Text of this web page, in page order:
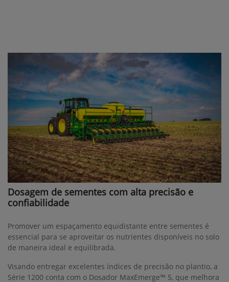
Dosagem de sementes com alta precisão e
confiabilidade
Promover um espaçamento equidistante entre sementes é
essencial para se aproveitar os nutrientes disponíveis no solo
de maneira ideal e equilibrada.
Visando entregar excelentes índices de precisão no plantio, a
Série 1200 conta com o Dosador MaxEmerge™ 5, que melhora